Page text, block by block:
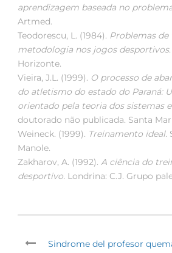
aprendizagem baseada no
Artmed.
Teodorescu, L. (1984). Problemas de
metodologia nos jogos desportivos
Horizonte.
Vieira, J.L. (1999). O processo de
do atletismo do estado do Paraná:
orientado pela teoria dos sistemas
doutorado não publicada. Santa
Weineck. (1999). Treinamento ideal.
Manole.
Zakharov, A. (1992). A ciência do
desportivo. Londrina: C.J. Grupo
Sindrome del profesor